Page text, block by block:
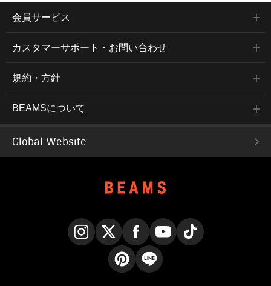
会員サービス
カスタマーサポート・お問い合わせ
規約・方針
BEAMSについて
Global Website